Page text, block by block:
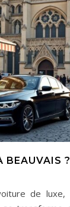
BEAUVAIS ?
de luxe,